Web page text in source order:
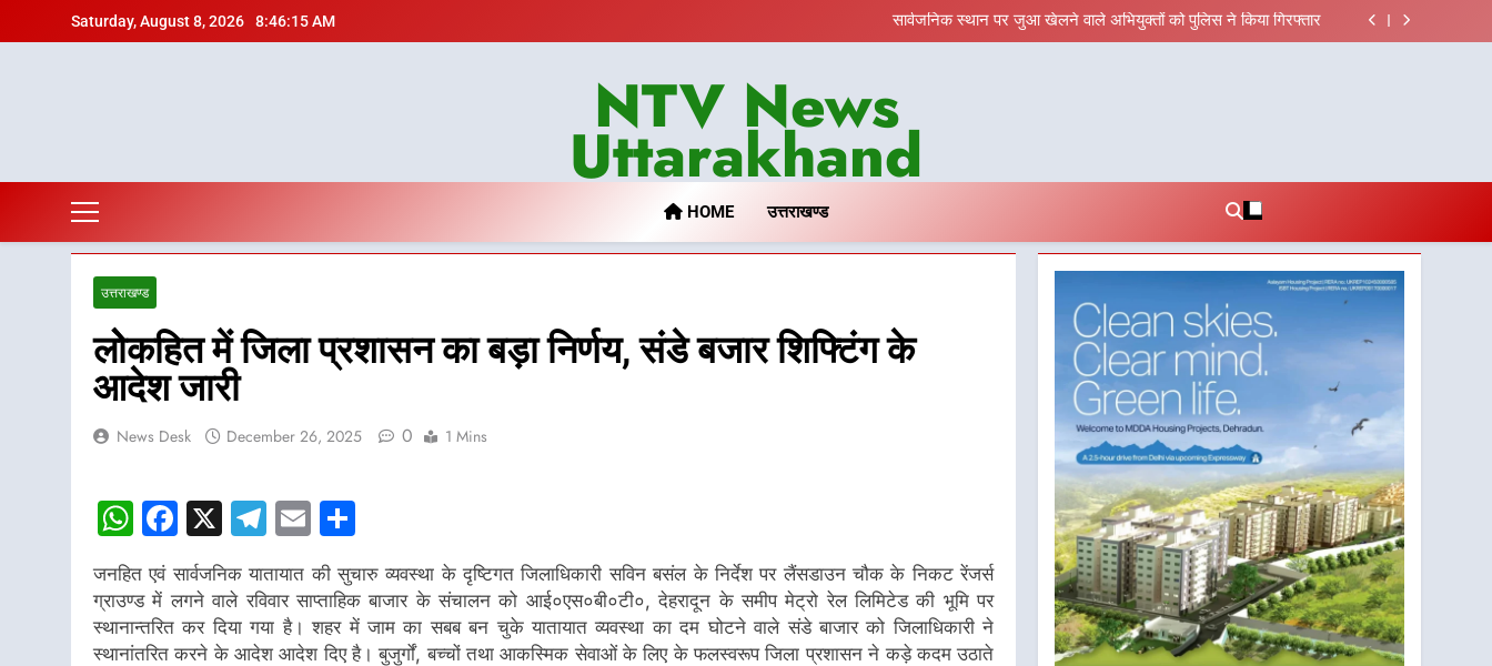
to
Saturday, August 8, 2026 8:46:17 AM
राज्य स्तर तक होगा प्रतिभा का प्रदर्शन
सार्वजनिक स्थान पर जुआ खेलने वाले अभियुक्तों को पुलिस ने किया गिरफ्तार
जनकल्याण, रोजगार, शिक्षा, श्रमिक हित और आधारभूत विकास को नई गति : धामी कैबिनेट के
खेल महाकुंभ 2026ः 01 सितंबर से सजेगा मुख्यमंत्री चौम्पियनशिप ट्रॉफी का मंच, न्याय पंचायत से
सार्वजनिक स्थान पर जुआ खेलने वाले अभियुक्तों को पुलिस ने किया गिरफ्तार
जनकल्याण, रोजगार, शिक्षा, श्रमिक हित और आधारभूत विकास को नई गति : धामी कैबिनेट के
NTV News
Uttarakhand
HOME उत्तराखण्ड
उत्तराखण्ड
लोेकहित में जिला प्रशासन का बड़ा निर्णय, संडे बजार शिफ्टिंग के
आदेश जारी
News Desk December 26, 2025 0 1 Mins
WhatsApp
Facebook
X Telegram
Email
जनहित एवं सार्वजनिक यातायात की सुचारु व्यवस्था के दृष्टिगत जिलाधिकारी सविन बसंल के निर्देश पर लैंसडाउन चौक के निकट रेंजर्स
ग्राउण्ड में लगने वाले रविवार साप्ताहिक बाजार के संचालन को आई०एस०बी०टी०, देहरादून के समीप मेट्रो रेल लिमिटेड की भूमि पर
स्थानान्तरित कर दिया गया है। शहर में जाम का सबब बन चुके यातायात व्यवस्था का दम घोटने वाले संडे बाजार को जिलाधिकारी ने
स्थानांतरित करने के आदेश आदेश दिए है। बुजुर्गों, बच्चों तथा आकस्मिक सेवाओं के लिए के फलस्वरूप जिला प्रशासन ने कड़े कदम उठाते